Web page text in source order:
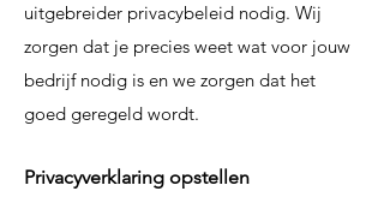
uitgebreider privacybeleid nodig. Wij
zorgen dat je precies weet wat voor jouw
bedrijf nodig is en we zorgen dat het
goed geregeld wordt.
Privacyverklaring opstellen